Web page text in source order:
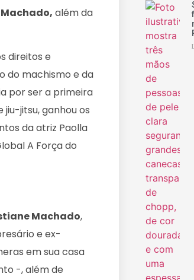
além da
direitos e
do machismo e da
por ser a primeira
jitsu, ganhou os
da atriz Paolla
A Força do
Machado,
e ex-
em sua casa
-, além de